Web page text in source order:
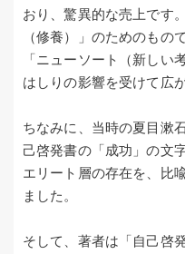
おり、驚異的な売上です
（修養）」のためのもの
「ニューソート（新しい
はしりの影響を受けて広
ちなみに、当時の夏目漱
己啓発書の「成功」の文
エリート層の存在を、比
ました。
そして、著者は「自己啓